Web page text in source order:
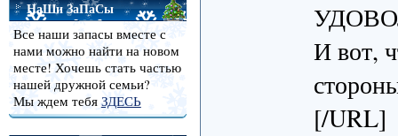
НаШи ЗаПаСы
Все наши запасы вместе с
нами можно найти на новом
месте! Хочешь стать частью
нашей дружной семьи?
Мы ждем тебя ЗДЕСЬ
И вот,
[/URL]